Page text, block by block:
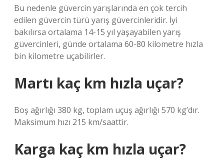
Bu nedenle güvercin yarışlarında en çok tercih
edilen güvercin türü yarış güvercinleridir. İyi
bakılırsa ortalama 14-15 yıl yaşayabilen yarış
güvercinleri, günde ortalama 60-80 kilometre hızla
bin kilometre uçabilirler.
Martı kaç km hızla uçar?
Boş ağırlığı 380 kg, toplam uçuş ağırlığı 570 kg’dır.
Maksimum hızı 215 km/saattir.
Karga kaç km hızla uçar?